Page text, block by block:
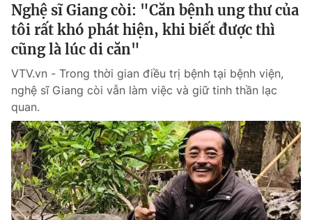
Nghệ sĩ Giang còi: "Căn bệnh ung thư của
tôi rất khó phát hiện, khi biết được thì
cũng là lúc di căn"
VTV.vn - Trong thời gian điều trị bệnh tại bệnh viện,
nghệ sĩ Giang còi vẫn làm việc và giữ tinh thần lạc
quan.